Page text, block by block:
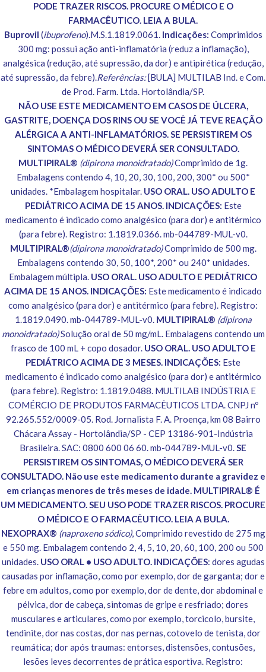
PODE TRAZER RISCOS. PROCURE O MÉDICO E O
FARMACÊUTICO. LEIA A BULA.
Buprovil (ibuprofeno).M.S.1.1819.0061. Indicações: Comprimidos
300 mg: possui ação anti-inflamatória (reduz a inflamação),
analgésica (redução, até supressão, da dor) e antipirética (redução,
até supressão, da febre).Referências:[BULA] MULTILAB Ind. e Com.
de Prod. Farm. Ltda. Hortolândia/SP.
NÃO USE ESTE MEDICAMENTO EM CASOS DE ÚLCERA,
GASTRITE, DOENÇA DOS RINS OU SE VOCÊ JÁ TEVE REAÇÃO
ALÉRGICA A ANTI-INFLAMATÓRIOS. SE PERSISTIREM OS
SINTOMAS O MÉDICO DEVERÁ SER CONSULTADO.
MULTIPIRAL® (dipirona monoidratado)Comprimido de 1g.
Embalagens contendo 4, 10, 20, 30, 100, 200, 300* ou 500*
unidades. *Embalagem hospitalar. USO ORAL. USO ADULTO E
PEDIÁTRICO ACIMA DE 15 ANOS. INDICAÇÕES: Este
medicamento é indicado como analgésico (para dor) e antitérmico
(para febre). Registro: 1.1819.0366. mb-044789-MUL-v0.
MULTIPIRAL®(dipirona monoidratado)Comprimido de 500 mg.
Embalagens contendo 30, 50, 100*, 200* ou 240* unidades.
Embalagem múltipla. USO ORAL. USO ADULTO E PEDIÁTRICO
ACIMA DE 15 ANOS. INDICAÇÕES: Este medicamento é indicado
como analgésico (para dor) e antitérmico (para febre). Registro:
1.1819.0490. mb-044789-MUL-v0. MULTIPIRAL® (dipirona
monoidratado)Solução oral de 50 mg/mL. Embalagens contendo um
frasco de 100 mL + copo dosador. USO ORAL. USO ADULTO E
PEDIÁTRICO ACIMA DE 3 MESES. INDICAÇÕES: Este
medicamento é indicado como analgésico (para dor) e antitérmico
(para febre). Registro: 1.1819.0488. MULTILAB INDÚSTRIA E
COMÉRCIO DE PRODUTOS FARMACÊUTICOS LTDA. CNPJ nº
92.265.552/0009-05. Rod. Jornalista F. A. Proença, km 08 Bairro
Chácara Assay - Hortolândia/SP - CEP 13186-901-Indústria
Brasileira. SAC: 0800 600 06 60. mb-044789-MUL-v0.SE
PERSISTIREM OS SINTOMAS, O MÉDICO DEVERÁ SER
CONSULTADO. Não use este medicamento durante a gravidez e
em crianças menores de três meses de idade. MULTIPIRAL® É
UM MEDICAMENTO. SEU USO PODE TRAZER RISCOS. PROCURE
O MÉDICO E O FARMACÊUTICO. LEIA A BULA.
NEXOPRAX® (naproxeno sódico), Comprimido revestido de 275 mg
e 550 mg. Embalagem contendo 2, 4, 5, 10, 20, 60, 100, 200 ou 500
unidades. USO ORAL • USO ADULTO. INDICAÇÕES: dores agudas
causadas por inflamação, como por exemplo, dor de garganta; dor e
febre em adultos, como por exemplo, dor de dente, dor abdominal e
pélvica, dor de cabeça, sintomas de gripe e resfriado; dores
musculares e articulares, como por exemplo, torcicolo, bursite,
tendinite, dor nas costas, dor nas pernas, cotovelo de tenista, dor
reumática; dor após traumas: entorses, distensões, contusões,
lesões leves decorrentes de prática esportiva. Registro: